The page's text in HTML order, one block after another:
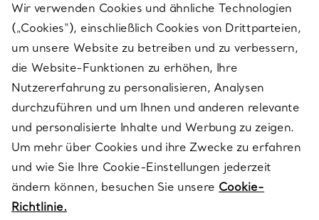
SERVICES
ÜBER TIFFANY & CO.
RECHTLICHE HINWEISE
FOLGEN SIE UNS
Wir verwenden Cookies und ähnliche Technologien
(„Cookies“), einschließlich Cookies von Drittparteien,
um unsere Website zu betreiben und zu verbessern,
die Website-Funktionen zu erhöhen, Ihre
Nutzererfahrung zu personalisieren, Analysen
durchzuführen und um Ihnen und anderen relevante
und personalisierte Inhalte und Werbung zu zeigen.
Um mehr über Cookies und ihre Zwecke zu erfahren
und wie Sie Ihre Cookie-Einstellungen jederzeit
ändern können, besuchen Sie unsere Cookie-
Richtlinie.